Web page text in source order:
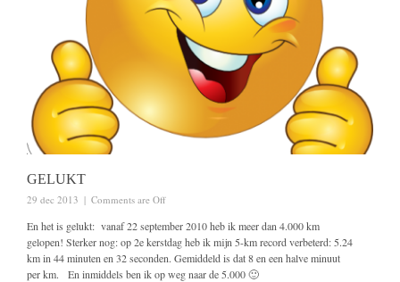
GELUKT
29 dec 2013 | Comments are Off
En het is gelukt: vanaf 22 september 2010 heb ik meer dan 4.000 km
gelopen! Sterker nog: op 2e kerstdag heb ik mijn 5-km record verbeterd: 5.24
km in 44 minuten en 32 seconden. Gemiddeld is dat 8 en een halve minuut
per km. En inmiddels ben ik op weg naar de 5.000 🙂